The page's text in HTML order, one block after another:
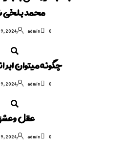
محمد
2024 admin 0
چگونه میتوان
2024 admin 0
عقل
2024 admin 0